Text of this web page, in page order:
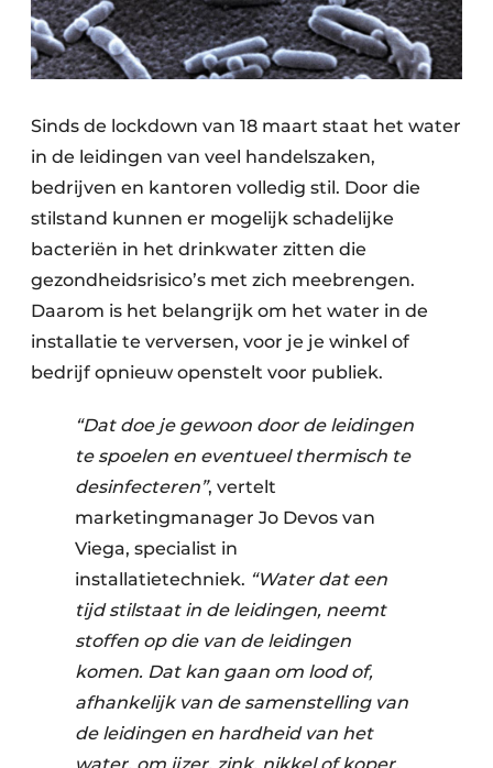
Sinds de lockdown van 18 maart staat het water
in de leidingen van veel handelszaken,
bedrijven en kantoren volledig stil. Door die
stilstand kunnen er mogelijk schadelijke
bacteriën in het drinkwater zitten die
gezondheidsrisico’s met zich meebrengen.
Daarom is het belangrijk om het water in de
installatie te verversen, voor je je winkel of
bedrijf opnieuw openstelt voor publiek.
“Dat doe je gewoon door de leidingen
te spoelen en eventueel thermisch te
desinfecteren”, vertelt
marketingmanager Jo Devos van
Viega, specialist in
installatietechniek. “Water dat een
tijd stilstaat in de leidingen, neemt
stoffen op die van de leidingen
komen. Dat kan gaan om lood of,
afhankelijk van de samenstelling van
de leidingen en hardheid van het